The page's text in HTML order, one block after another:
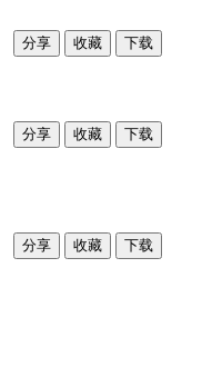
分享 收藏 下载
分享 收藏 下载
分享 收藏 下载